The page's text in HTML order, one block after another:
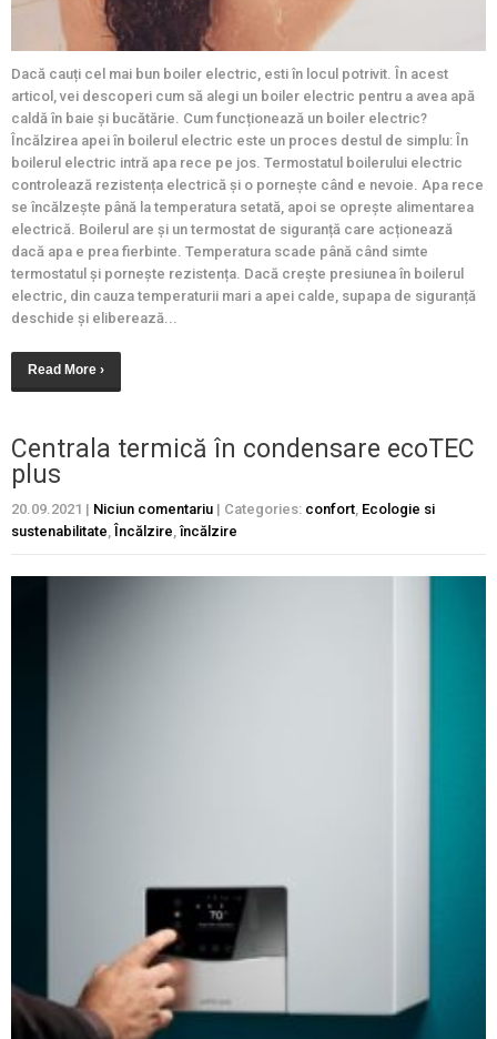
Dacă cauți cel mai bun boiler electric, esti în locul potrivit. În acest
articol, vei descoperi cum să alegi un boiler electric pentru a avea apă
caldă în baie și bucătărie. Cum funcționează un boiler electric?
Încălzirea apei în boilerul electric este un proces destul de simplu: În
boilerul electric intră apa rece pe jos. Termostatul boilerului electric
controlează rezistența electrică și o pornește când e nevoie. Apa rece
se încălzește până la temperatura setată, apoi se oprește alimentarea
electrică. Boilerul are și un termostat de siguranță care acționează
dacă apa e prea fierbinte. Temperatura scade până când simte
termostatul și pornește rezistența. Dacă crește presiunea în boilerul
electric, din cauza temperaturii mari a apei calde, supapa de siguranță
deschide și eliberează...
Read More ›
Centrala termică în condensare ecoTEC
plus
20.09.2021 | Niciun comentariu | Categories: confort Ecologie si
sustenabilitate Încălzire ,încălzire